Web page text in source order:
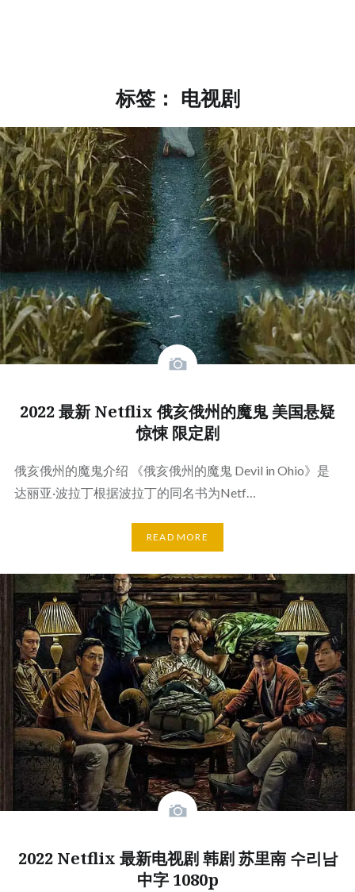
标签： 电视剧
2022 最新 Netflix 俄亥俄州的魔鬼 美国悬疑
惊悚 限定剧
俄亥俄州的魔鬼介绍 《俄亥俄州的魔鬼 Devil in Ohio》是
达丽亚·波拉丁根据波拉丁的同名书为Netf…
READ MORE
2022 Netflix 最新电视剧 韩剧 苏里南 수리남
中字 1080p